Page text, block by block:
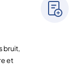
bruit,
et